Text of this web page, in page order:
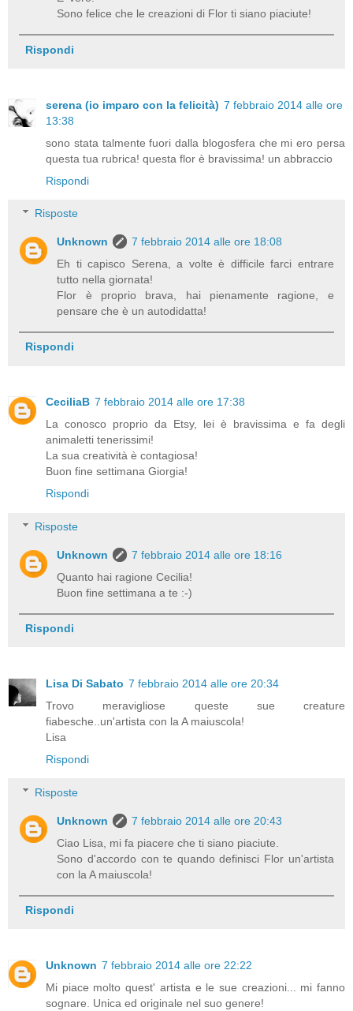
Sono felice che le creazioni di Flor ti siano piaciute!
Rispondi
serena (io imparo con la felicità) 7 febbraio 2014 alle ore
13:38
sono stata talmente fuori dalla blogosfera che mi ero persa
questa tua rubrica! questa flor è bravissima! un abbraccio
Rispondi
Risposte
Unknown
7 febbraio 2014 alle ore 18:08
Eh ti capisco Serena, a volte è difficile farci entrare
tutto nella giornata!
Flor è proprio brava, hai pienamente ragione, e
pensare che è un autodidatta!
Rispondi
CeciliaB 7 febbraio 2014 alle ore 17:38
La conosco proprio da Etsy, lei è bravissima e fa degli
animaletti tenerissimi!
La sua creatività è contagiosa!
Buon fine settimana Giorgia!
Rispondi
Risposte
Unknown
7 febbraio 2014 alle ore 18:16
Quanto hai ragione Cecilia!
Buon fine settimana a te :-)
Rispondi
Lisa Di Sabato 7 febbraio 2014 alle ore 20:34
Trovo meravigliose queste sue creature
fiabesche..un'artista con la A maiuscola!
Lisa
Rispondi
Risposte
Unknown
7 febbraio 2014 alle ore 20:43
Ciao Lisa, mi fa piacere che ti siano piaciute.
Sono d'accordo con te quando definisci Flor un'artista
con la A maiuscola!
Rispondi
Unknown 7 febbraio 2014 alle ore 22:22
Mi piace molto quest' artista e le sue creazioni... mi fanno
sognare. Unica ed originale nel suo genere!